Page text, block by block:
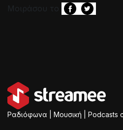
Μοιράσου το
Ραδιόφωνα | Μουσική | Podcasts